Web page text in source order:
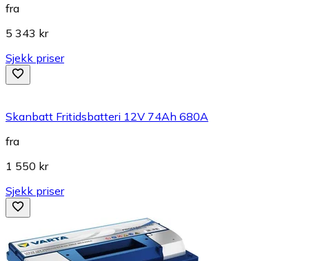
fra
5 343 kr
Sjekk priser
Skanbatt Fritidsbatteri 12V 74Ah 680A
fra
1 550 kr
Sjekk priser